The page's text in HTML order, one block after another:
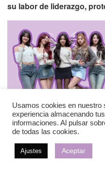
su labor de liderazgo,
Por lo general elleader
pero las cosas han ido
Usamos cookies en nuestro
experiencia almacenando
informaciones. Al pulsar
de todas las cookies.
Ajustes Aceptar